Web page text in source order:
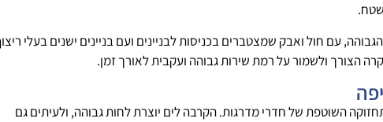
עם חול ואבק שמצטברים בכניסות לבניינים ועם בניינים ישנים בעלי
הצורך ולשמור על רמת שירות גבוהה ועקבית לאורך זמן.
השוטפת של חדרי מדרגות. הקרבה לים יוצרת לחות גבוהה, ולעיתים גם